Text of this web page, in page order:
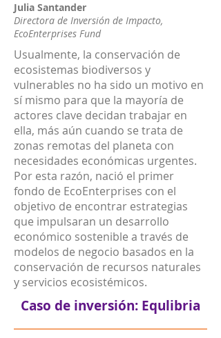
Julia Santander
Directora de Inversión de Impacto,
EcoEnterprises Fund
Usualmente, la conservación de
ecosistemas biodiversos y
vulnerables no ha sido un motivo en
sí mismo para que la mayoría de
actores clave decidan trabajar en
ella, más aún cuando se trata de
zonas remotas del planeta con
necesidades económicas urgentes.
Por esta razón, nació el primer
fondo de EcoEnterprises con el
objetivo de encontrar estrategias
que impulsaran un desarrollo
económico sostenible a través de
modelos de negocio basados en la
conservación de recursos naturales
y servicios ecosistémicos.
Caso de inversión: Equlibria